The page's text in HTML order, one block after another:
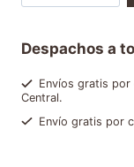
Despachos a
Envíos gratis
Central.
Envío gratis por